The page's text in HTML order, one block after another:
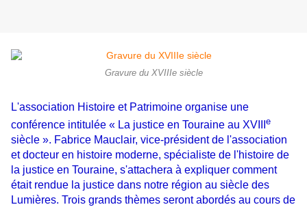
Gravure du XVIIIe siècle
L'association Histoire et Patrimoine organise une
conférence intitulée « La justice en Touraine au XVIII e
siècle ». Fabrice Mauclair, vice-président de l'association
et docteur en histoire moderne, spécialiste de l'histoire de
la justice en Touraine, s'attachera à expliquer comment
était rendue la justice dans notre région au siècle des
Lumières. Trois grands thèmes seront abordés au cours de